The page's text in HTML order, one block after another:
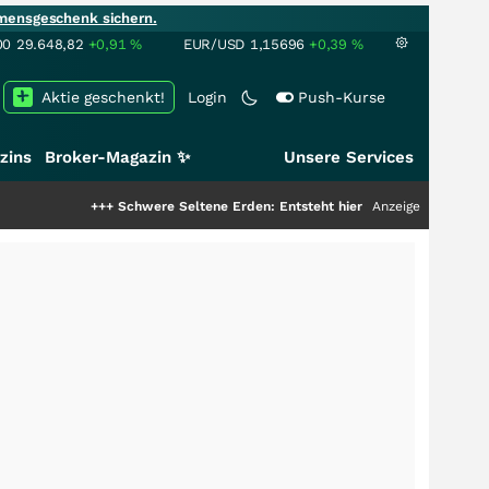
sichern.
29.648,82 +0,91% EUR/USD 1,15696 +0,39 %
Login Push-Kurse
Aktie geschenkt!
Broker-Magazin ✨ Unsere Services
Schwere Seltene Erden: Entsteht hier die nächste Milliardenstory?
Anzeige